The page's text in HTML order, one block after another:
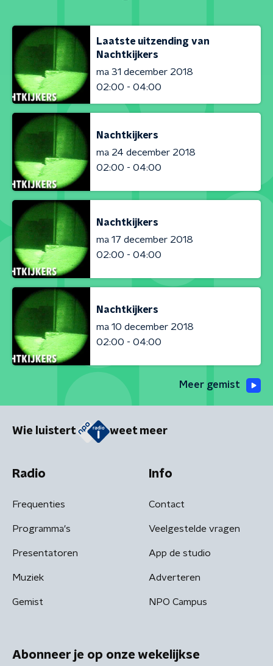
Laatste uitzending van
Nachtkijkers
ma 31 december 2018
02:00 - 04:00
Nachtkijkers
ma 24 december 2018
02:00 - 04:00
Nachtkijkers
ma 17 december 2018
02:00 - 04:00
Nachtkijkers
ma 10 december 2018
02:00 - 04:00
Meer gemist
Wie luistert weet meer
Radio
Frequenties
Programma's
Presentatoren
Muziek
Gemist
Info
Contact
Veelgestelde vragen
App de studio
Adverteren
NPO Campus
Abonneer je op onze wekelijkse